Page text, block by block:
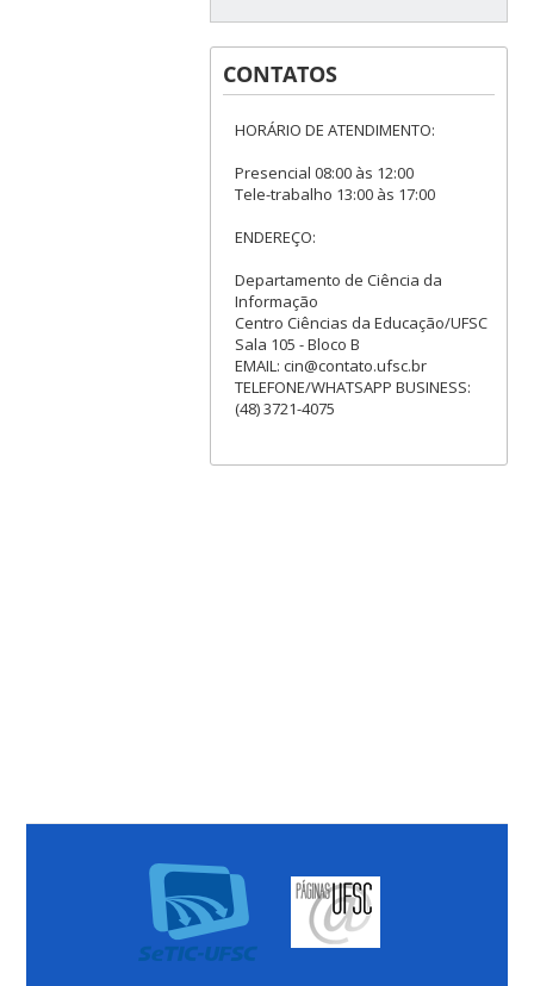
CONTATOS
HORÁRIO DE ATENDIMENTO:
Presencial 08:00 às 12:00
Tele-trabalho 13:00 às 17:00
ENDEREÇO:
Departamento de Ciência da
Informação
Centro Ciências da Educação/UFSC
Sala 105 - Bloco B
EMAIL: cin@contato.ufsc.br
TELEFONE/WHATSAPP BUSINESS:
(48) 3721-4075